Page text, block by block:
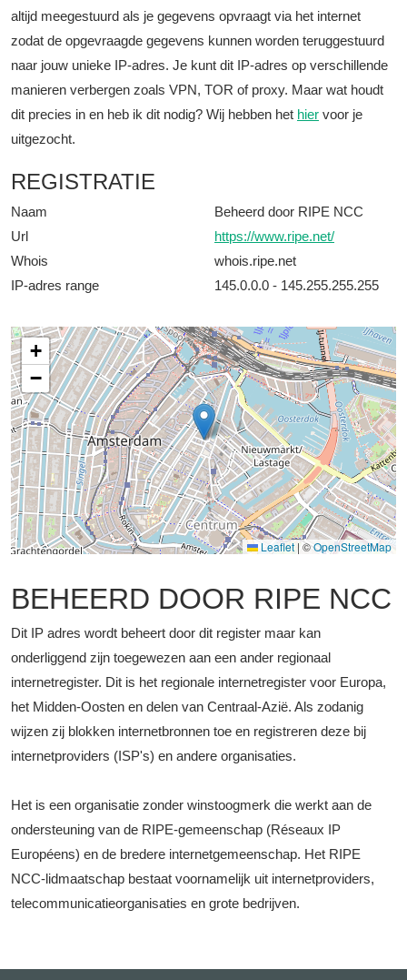
altijd meegestuurd als je gegevens opvraagt via het internet
zodat de opgevraagde gegevens kunnen worden teruggestuurd
naar jouw unieke IP-adres. Je kunt dit IP-adres op verschillende
manieren verbergen zoals VPN, TOR of proxy. Maar wat houdt
dit precies in en heb ik dit nodig? Wij hebben het hier voor je
uitgezocht.
REGISTRATIE
Naam
Beheerd door RIPE NCC
Url
https://www.ripe.net/
Whois
whois.ripe.net
IP-adres range
145.0.0.0 - 145.255.255.255
+
−
Leaflet |©OpenStreetMap
BEHEERD DOOR RIPE NCC
Dit IP adres wordt beheert door dit register maar kan
onderliggend zijn toegewezen aan een ander regionaal
internetregister. Dit is het regionale internetregister voor Europa,
het Midden-Oosten en delen van Centraal-Azië. Als zodanig
wijzen zij blokken internetbronnen toe en registreren deze bij
internetproviders (ISP's) en andere organisaties.
Het is een organisatie zonder winstoogmerk die werkt aan de
ondersteuning van de RIPE-gemeenschap (Réseaux IP
Européens) en de bredere internetgemeenschap. Het RIPE
NCC-lidmaatschap bestaat voornamelijk uit internetproviders,
telecommunicatieorganisaties en grote bedrijven.